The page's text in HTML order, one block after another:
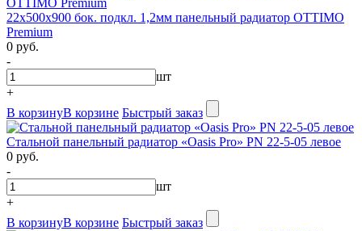
22х500х900 бок. подкл. 1,2мм панельный радиатор OTTIMO
Premium
0 руб.
-
шт
+
В корзинуВ корзине Быстрый заказ
Стальной панельный радиатор «Oasis Pro» PN 22-5-05 левое
0 руб.
-
шт
+
В корзинуВ корзине Быстрый заказ